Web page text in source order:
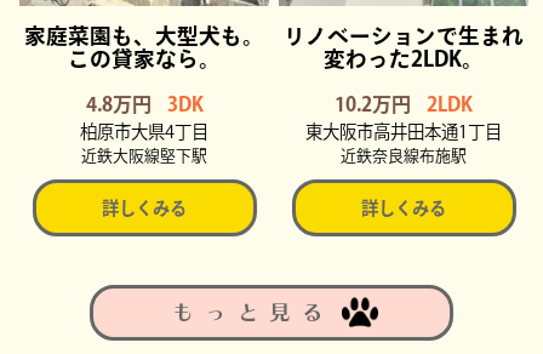
家庭菜園も、大型犬も。
この貸家なら。
4.8万円 3DK
柏原市大県4丁目
近鉄大阪線堅下駅
詳しくみる
リノベーションで生まれ
変わった2LDK。
10.2万円 2LDK
東大阪市高井田本通1丁目
近鉄奈良線布施駅
詳しくみる
もっと見る